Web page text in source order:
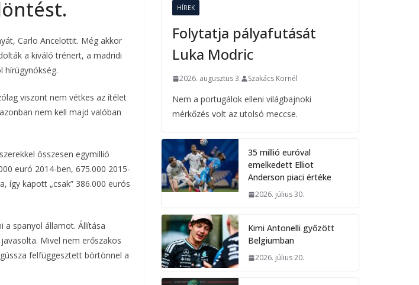
Carlo Ancelottit. Még akkor
a kiváló trénert, a madridi
hírügynökség.
viszont nem vétkes az ítélet
nem kell majd valóban
összesen egymillió
euró 2014-ben, 675.000 2015-
így kapott „csak” 386.000 eurós
a spanyol államot. Állítása
Mivel nem erőszakos
felfüggesztett börtönnel a
HÍREK
Folytatja pályafutását
Luka Modric
2026. augusztus 3. Szakács Kornél
Nem a portugálok elleni világbajnoki
mérkőzés volt az utolsó meccse.
35 millió euróval
emelkedett Elliot
Anderson piaci értéke
2026. július 30.
Kimi Antonelli győzött
Belgiumban
2026. július 20.